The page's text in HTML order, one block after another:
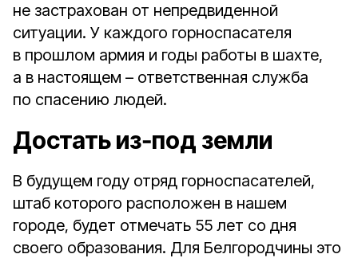
не застрахован от непредвиденной
ситуации. У каждого горноспасателя
в прошлом армия и годы работы в шахте,
а в настоящем – ответственная служба
по спасению людей.
Достать из‑под земли
В будущем году отряд горноспасателей,
штаб которого расположен в нашем
городе, будет отмечать 55 лет со дня
своего образования. Для Белгородчины это